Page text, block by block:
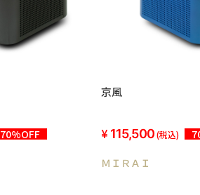
70%OFF
京風
115,500(税込)
ＭＩＲＡＩ